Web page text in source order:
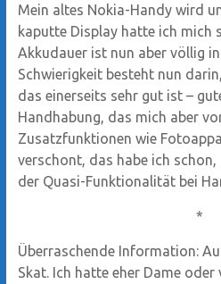
Mein altes Nokia-Handy wird
kaputte Display hatte ich mich
Akkudauer ist nun aber völlig
Schwierigkeit besteht nun
das einerseits sehr gut ist –
Handhabung, das mich aber
Zusatzfunktionen wie
verschont, das habe ich
der Quasi-Funktionalität bei
*
Überraschende Information:
Skat. Ich hatte eher Dame